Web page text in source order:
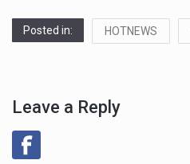
Posted in: HOTNEWS
Leave a Reply